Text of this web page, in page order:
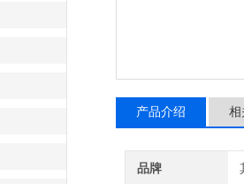
产品介绍 相
品牌